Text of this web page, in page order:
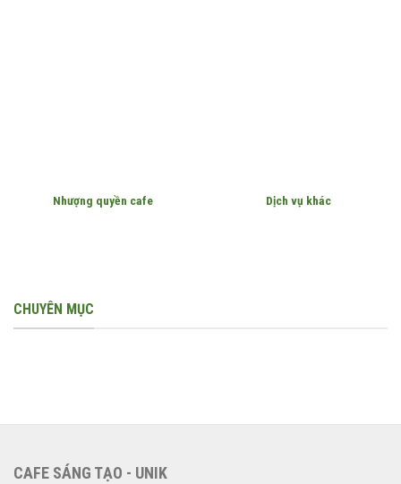
Nhượng quyền cafe Dịch vụ khác
CHUYÊN MỤC
CAFE SÁNG TẠO - UNIK